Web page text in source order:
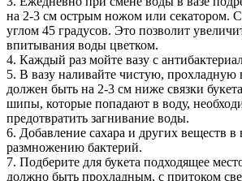
на 2-3 см острым ножом или секатором.
углом 45 градусов. Это позволит
впитывания воды цветком.
4. Каждый раз мойте вазу с
5. В вазу наливайте чистую, прохладную
должен быть на 2-3 см ниже связки
шипы, которые попадают в воду,
предотвратить загнивание воды.
6. Добавление сахара и других веществ в
размножению бактерий.
7. Подберите для букета подходящее
должно быть прохладным, с притоком